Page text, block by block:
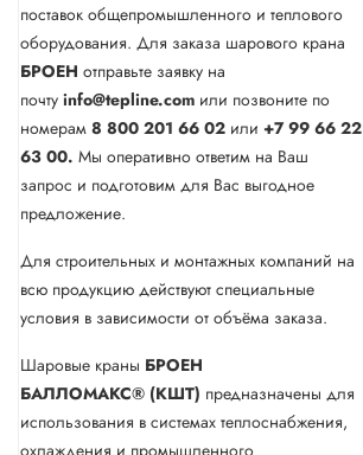
поставок общепромышленного и теплового
оборудования. Для заказа шарового крана
БРОЕН отправьте заявку на
почту info@tepline.com или позвоните по
номерам 8 800 201 66 02 или +7 99 66 22
63 00. Мы оперативно ответим на Ваш
запрос и подготовим для Вас выгодное
предложение.
Для строительных и монтажных компаний на
всю продукцию действуют специальные
условия в зависимости от объёма заказа.
Шаровые краны БРОЕН
БАЛЛОМАКС® (КШТ) предназначены для
использования в системах теплоснабжения,
охлаждения и промышленного